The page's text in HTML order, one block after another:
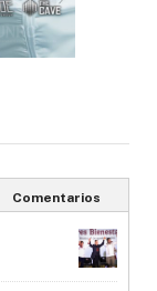
Comentarios